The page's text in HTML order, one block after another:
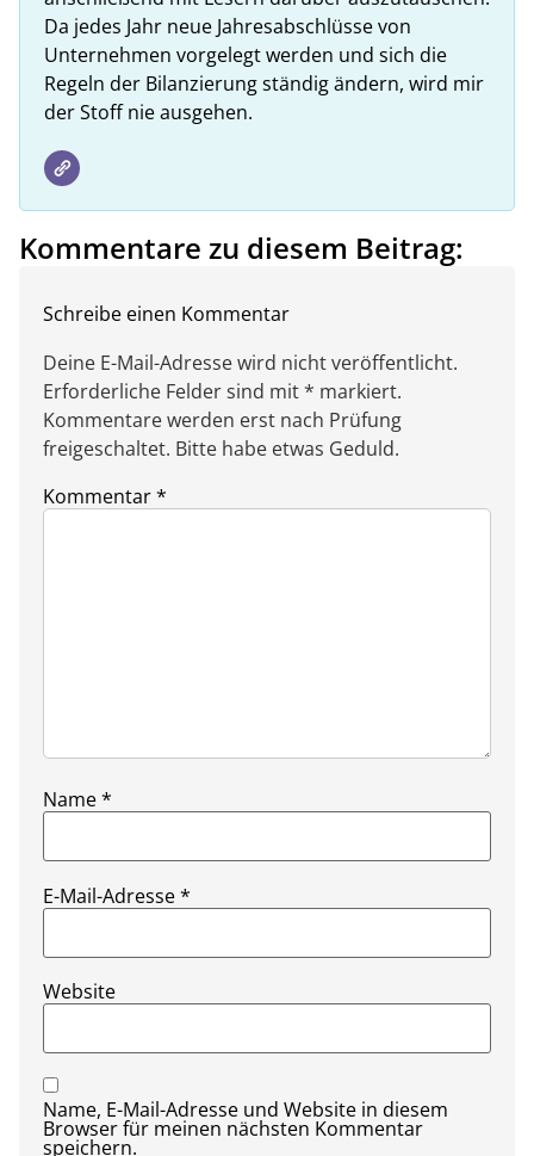
Da jedes Jahr neue Jahresabschlüsse von
Unternehmen vorgelegt werden und sich die
Regeln der Bilanzierung ständig ändern, wird mir
der Stoff nie ausgehen.
Kommentare zu diesem Beitrag:
Schreibe einen Kommentar
Deine E-Mail-Adresse wird nicht veröffentlicht.
Erforderliche Felder sind mit * markiert.
Kommentare werden erst nach Prüfung
freigeschaltet. Bitte habe etwas Geduld.
Kommentar*
Name*
E-Mail-Adresse*
Website
Name, E-Mail-Adresse und Website in diesem
Browser für meinen nächsten Kommentar
speichern.